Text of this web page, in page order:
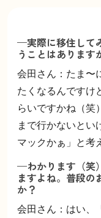
—実際に移住して
うことはあります
会田さん：たま〜
たくなるんですけ
らいですかね（笑
まで行かないとい
マックかぁ」と考
—わかります（笑
ますよね。普段の
か？
会田さん：はい、